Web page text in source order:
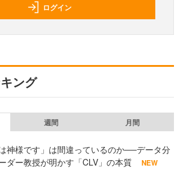
ログイン
ング
週間 月間
神様です」は間違っているのか──データ分
ダー教授が明かす「CLV」の本質
NEW